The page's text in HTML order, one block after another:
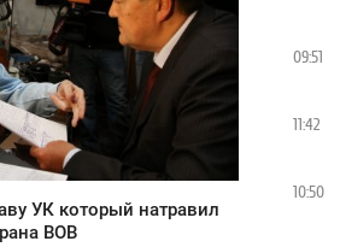
УК который натравил
ВОВ
09:51
11:42
10:50